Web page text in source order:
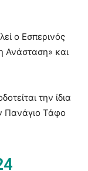
ο Εσπερινός
Ανάσταση» και
την ίδια
Πανάγιο Τάφο